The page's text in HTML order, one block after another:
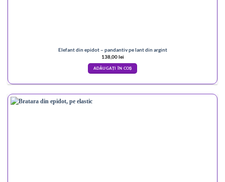
Elefant din epidot – pandantiv pe lant din argint
138,00lei
ADĂUGAȚI ÎN COȘ